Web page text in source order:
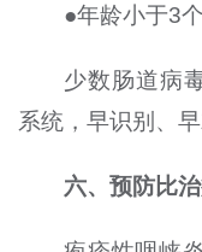
●年龄小于3
少数肠道病
系统，早识别、
六、预防比